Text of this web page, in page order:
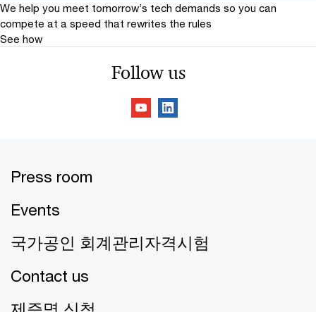
We help you meet tomorrow’s tech demands so you can
compete at a speed that rewrites the rules
See how
Follow us
Press room
Events
국가공인 회계관리자격시험
Contact us